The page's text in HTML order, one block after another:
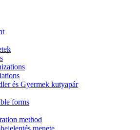
és Gyermek kutyapár
forms
method
menete